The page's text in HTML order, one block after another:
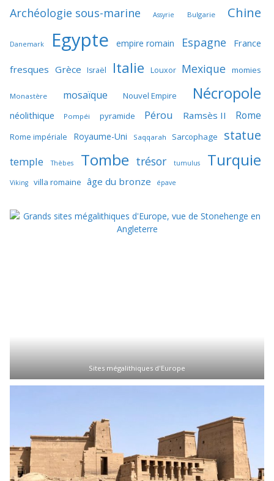
Archéologie sous-marine Assyrie Bulgarie Chine
Danemark Egypte empire romain Espagne France
fresques Grèce Israël Italie Louxor Mexique momies
Monastère mosaïque Nouvel Empire Nécropole
néolithique Pompéi pyramide Pérou Ramsès II Rome
Rome impériale Royaume-Uni Saqqarah Sarcophage statue
temple Thèbes Tombe trésor tumulus Turquie
Viking villa romaine âge du bronze épave
Sites mégalithiques d'Europe